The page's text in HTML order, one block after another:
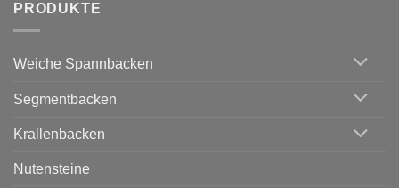
PRODUKTE
Weiche Spannbacken
Segmentbacken
Krallenbacken
Nutensteine